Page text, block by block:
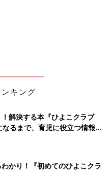
担当の職員さんを困らせて
がまんしていました。その
員さんのところに甘えに行
お話をしたりして甘えさせ
キング
解決する本『ひよこクラブ
るまで、育児に役立つ情報が
かり！『初めてのひよこクラ